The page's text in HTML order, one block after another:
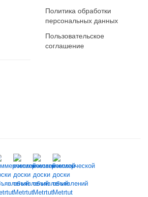
Политика обработки
персональных данных
Пользовательское
соглашение